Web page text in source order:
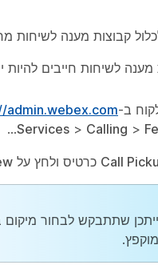
קבוצות מענה לשיחות
לשיחות חייבים להיות
ב-admin.webex.com
Services > Calling >
...
Call כרטיס ולחץ על
ייתכן שתתבקש לבחור מיקום
מוקפץ.